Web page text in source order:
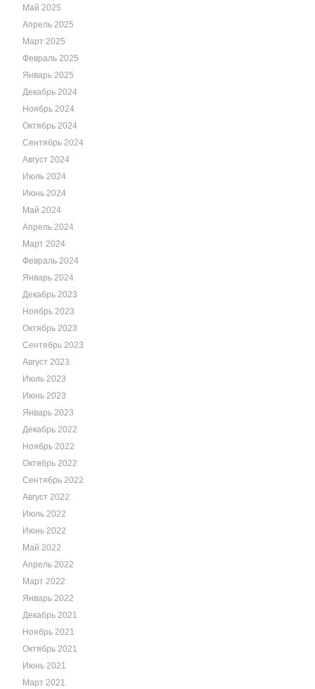
Май 2025
Апрель 2025
Март 2025
Февраль 2025
Январь 2025
Декабрь 2024
Ноябрь 2024
Октябрь 2024
Сентябрь 2024
Август 2024
Июль 2024
Июнь 2024
Май 2024
Апрель 2024
Март 2024
Февраль 2024
Январь 2024
Декабрь 2023
Ноябрь 2023
Октябрь 2023
Сентябрь 2023
Август 2023
Июль 2023
Июнь 2023
Январь 2023
Декабрь 2022
Ноябрь 2022
Октябрь 2022
Сентябрь 2022
Август 2022
Июль 2022
Июнь 2022
Май 2022
Апрель 2022
Март 2022
Январь 2022
Декабрь 2021
Ноябрь 2021
Октябрь 2021
Июнь 2021
Март 2021